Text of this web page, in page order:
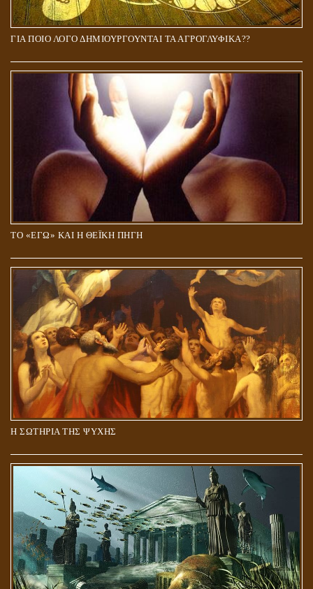
ΓΙΑ ΠΟΙΟ ΛΟΓΟ ΔΗΜΙΟΥΡΓΟΥΝΤΑΙ ΤΑ ΑΓΡΟΓΛΥΦΙΚΑ??
ΤΟ «ΕΓΩ» ΚΑΙ Η ΘΕΪΚΗ ΠΗΓΗ
Η ΣΩΤΗΡΙΑ ΤΗΣ ΨΥΧΗΣ